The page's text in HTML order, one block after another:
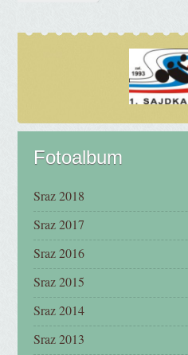
Fotoalbum
Sraz 2018
Sraz 2017
Sraz 2016
Sraz 2015
Sraz 2014
Sraz 2013